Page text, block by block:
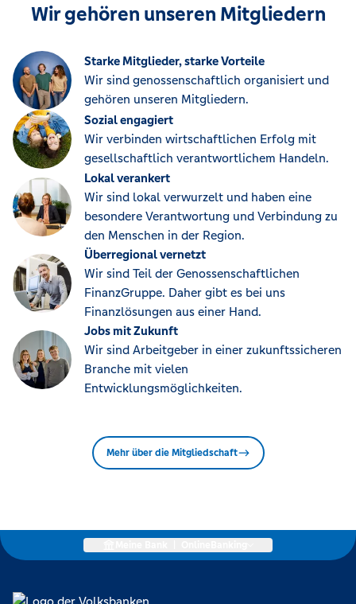
Wir gehören unseren Mitgliedern
Starke Mitglieder, starke Vorteile
Wir sind genossenschaftlich organisiert und
gehören unseren Mitgliedern.
Sozial engagiert
Wir verbinden wirtschaftlichen Erfolg mit
gesellschaftlich verantwortlichem Handeln.
Lokal verankert
Wir sind lokal verwurzelt und haben eine
besondere Verantwortung und Verbindung zu
den Menschen in der Region.
Überregional vernetzt
Wir sind Teil der Genossenschaftlichen
FinanzGruppe. Daher gibt es bei uns
Finanzlösungen aus einer Hand.
Jobs mit Zukunft
Wir sind Arbeitgeber in einer zukunftssicheren
Branche mit vielen
Entwicklungsmöglichkeiten.
Mehr über die Mitgliedschaft